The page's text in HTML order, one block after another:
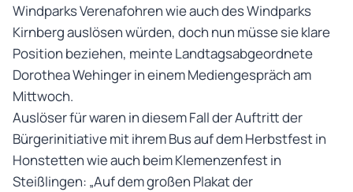
Windparks Verenafohren wie auch des Windparks
Kirnberg auslösen würden, doch nun müsse sie klare
Position beziehen, meinte Landtagsabgeordnete
Dorothea Wehinger in einem Mediengespräch am
Mittwoch.
Auslöser für waren in diesem Fall der Auftritt der
Bürgerinitiative mit ihrem Bus auf dem Herbstfest in
Honstetten wie auch beim Klemenzenfest in
Steißlingen: „Auf dem großen Plakat der